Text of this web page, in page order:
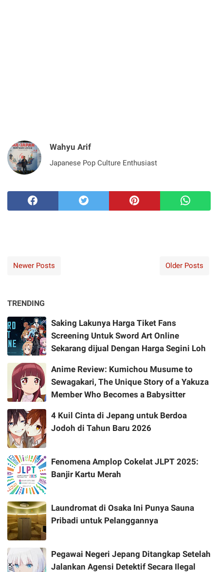
Wahyu Arif
Japanese Pop Culture Enthusiast
Newer Posts Older Posts
TRENDING
Saking Lakunya Harga Tiket Fans
Screening Untuk Sword Art Online
Sekarang dijual Dengan Harga Segini Loh
Anime Review: Kumichou Musume to
Sewagakari, The Unique Story of a Yakuza
Member Who Becomes a Babysitter
4 Kuil Cinta di Jepang untuk Berdoa
Jodoh di Tahun Baru 2026
Fenomena Amplop Cokelat JLPT 2025:
Banjir Kartu Merah
Laundromat di Osaka Ini Punya Sauna
Pribadi untuk Pelanggannya
Pegawai Negeri Jepang Ditangkap Setelah
Jalankan Agensi Detektif Secara Ilegal